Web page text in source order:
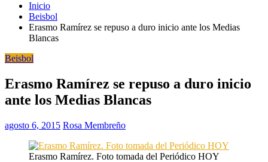
Inicio
Beisbol
Erasmo Ramírez se repuso a duro inicio ante los Medias
Blancas
Beisbol
Erasmo Ramírez se repuso a duro inicio
ante los Medias Blancas
agosto 6, 2015 Rosa Membreño
Erasmo Ramírez. Foto tomada del Periódico HOY